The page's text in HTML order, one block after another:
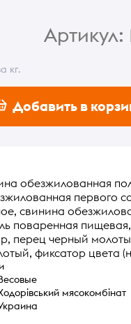
Артикул:
кг.
Добавить в
обезжилованная
первого
свинина
поваренная пищевая,
перец черный
фиксатор цвета
мясокомбінат